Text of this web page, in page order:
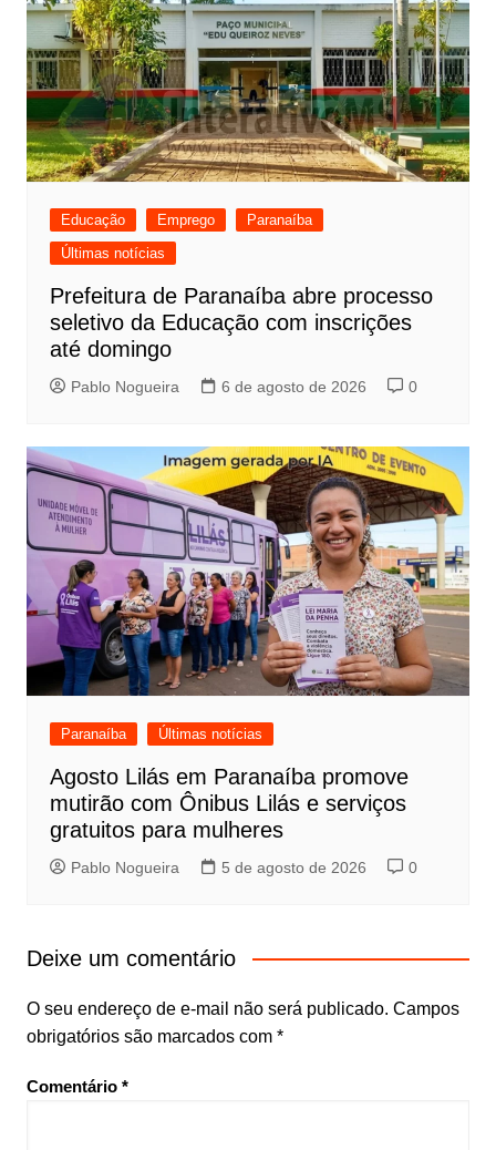
Educação Emprego
Paranaíba
Últimas notícias
Prefeitura de Paranaíba abre processo
seletivo da Educação com inscrições
até domingo
Pablo Nogueira 6 de agosto de 2026 0
Paranaíba Últimas notícias
Agosto Lilás em Paranaíba promove
mutirão com Ônibus Lilás e serviços
gratuitos para mulheres
Pablo Nogueira 5 de agosto de 2026 0
Deixe um comentário
O seu endereço de e-mail não será publicado. Campos
obrigatórios são marcados com *
Comentário *